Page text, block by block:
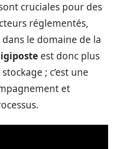
cruciales pour des
réglementés,
le domaine de la
est donc plus
; c’est une
et